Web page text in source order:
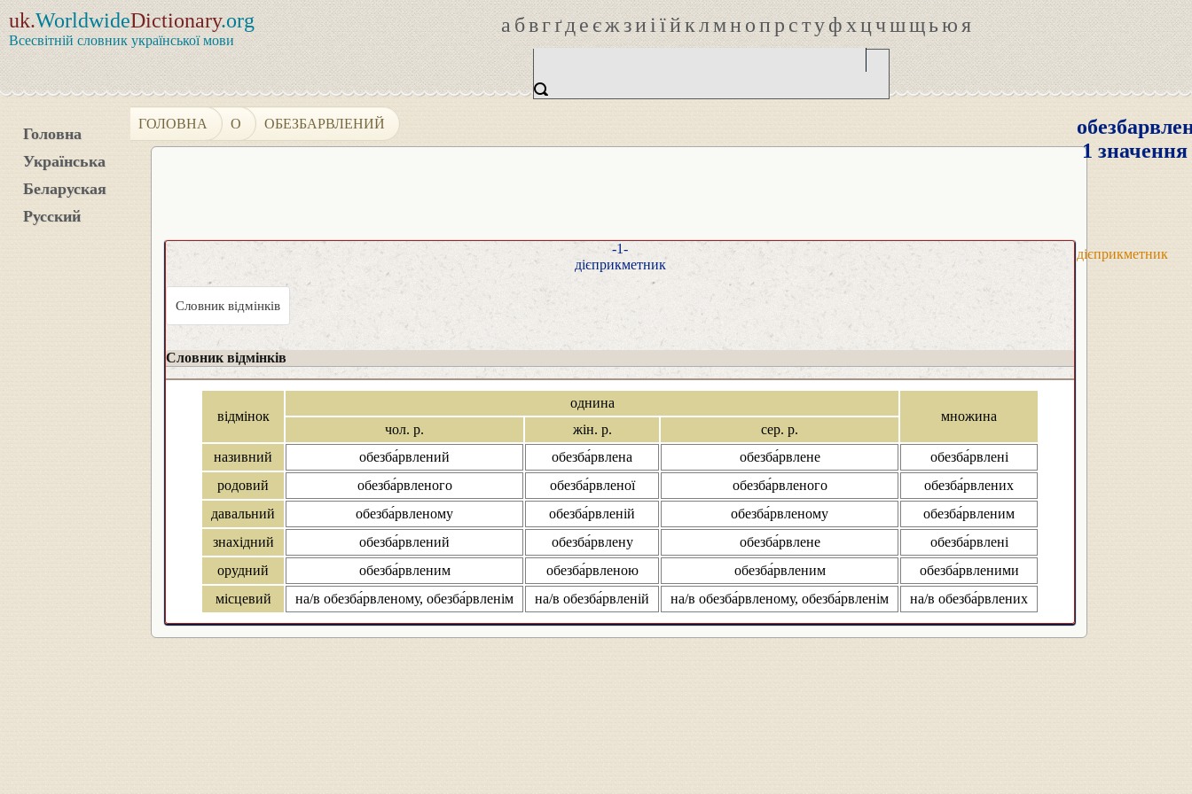
uk.WorldwideDictionary.org
Всесвітній словник української мови
абвгґдеєжзиіїйклмнопрстуфхцчшщьюя
Головна
Українська
Беларуская
Русский
ГОЛОВНА О ОБЕЗБАРВЛЕНИЙ
1 значення
дієприкметник
-1-
дієприкметник
Словник відмінків
Словник відмінків
відмінок
однина
множина
чол. р.
жін. р.
сер. р.
називний
обезба́рвлений обезба́рвлена обезба́рвлене
обезба́рвлені
родовий
обезба́рвленого обезба́рвленої обезба́рвленого
обезба́рвлених
давальний
обезба́рвленому обезба́рвленій обезба́рвленому
обезба́рвленим
знахідний
обезба́рвлений обезба́рвлену обезба́рвлене
обезба́рвлені
орудний
обезба́рвленим обезба́рвленою обезба́рвленим
обезба́рвленими
місцевий
на/в обезба́рвленому, обезба́рвленім на/в обезба́рвленій на/в обезба́рвленому, обезба́рвленім на/в обезба́рвлених